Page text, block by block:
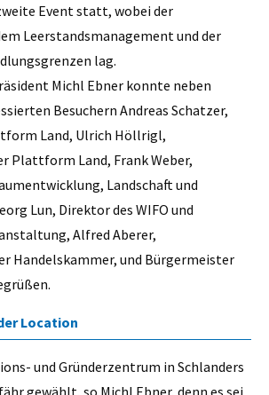
Event statt, wobei der
Leerstandsmanagement und der
lag.
Michl Ebner konnte neben
Besuchern Andreas Schatzer,
Land, Ulrich Höllrigl,
Plattform Land, Frank Weber,
Landschaft und
Lun, Direktor des WIFO und
Alfred Aberer,
Handelskammer, und Bürgermeister
Location
und Gründerzentrum in Schlanders